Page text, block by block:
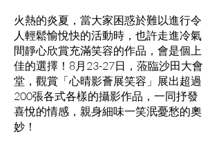
火熱的炎夏，當大家困惑於難以進行令
人輕鬆愉悅快的活動時，也許走進冷氣
間靜心欣賞充滿笑容的作品，會是個上
佳的選擇！8月23-27日，蒞臨沙田大會
堂，觀賞「心晴影薈展笑容」展出超過
200張各式各樣的攝影作品，一同抒發
喜悅的情感，親身細味一笑泯憂愁的奧
妙！